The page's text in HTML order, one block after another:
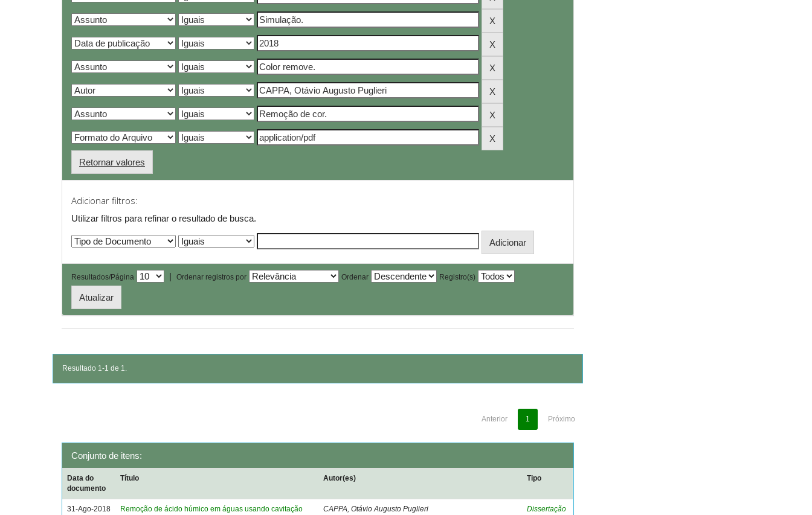
Retornar valores
Adicionar filtros:
Utilizar filtros para refinar o resultado de busca.
Resultados/Página | Ordenar registros por Ordenar Registro(s)
Resultado 1-1 de 1.
Anterior 1 Próximo
Conjunto de itens:
Data do
documento
Título Autor(es) Tipo
31-Ago-2018 Remoção de ácido húmico em águas usando cavitação CAPPA, Otávio Augusto Puglieri Dissertação